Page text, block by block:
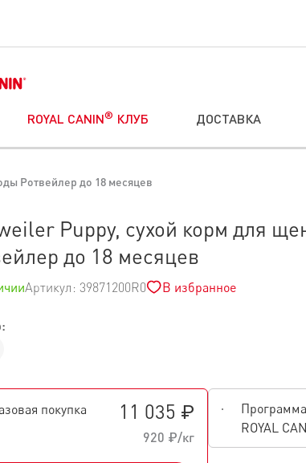
ROYAL CANIN® КЛУБ ДОСТАВКА
Ротвейлер до 18 месяцев
Puppy, сухой корм для
до 18 месяцев
Артикул: 39871200R0 В избранное
покупка 11 035 ₽
920 ₽/кг
Программа
ROYAL